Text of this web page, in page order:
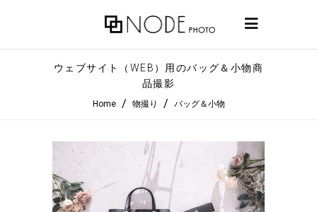
ウェブサイト（WEB）用のバッグ＆小物商
品撮影
Home/ 物撮り / バッグ＆小物